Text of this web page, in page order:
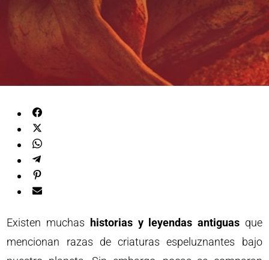
Existen muchas historias y leyendas antiguas que
mencionan razas de criaturas espeluznantes bajo